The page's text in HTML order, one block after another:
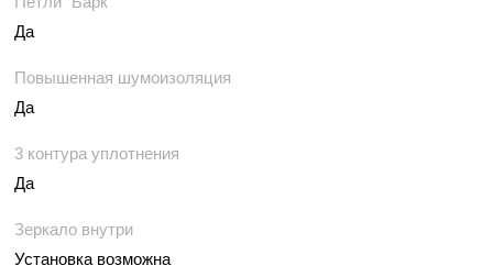
Да
Повышенная шумоизоляция
Да
3 контура уплотнения
Да
Зеркало внутри
Установка возможна